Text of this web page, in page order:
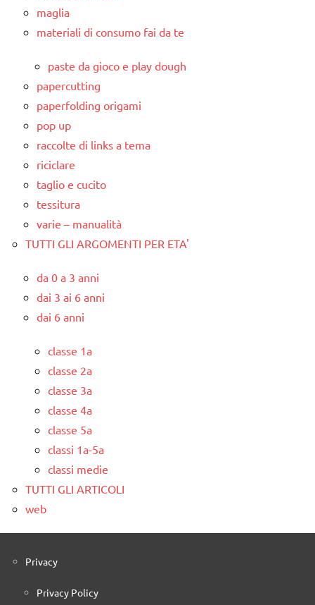
maglia
materiali di consumo fai da te
paste da gioco e play dough
papercutting
paperfolding origami
pop up
raccolte di links a tema
riciclare
taglio e cucito
tessitura
varie – manualità
TUTTI GLI ARGOMENTI PER ETA'
da 0 a 3 anni
dai 3 ai 6 anni
dai 6 anni
classe 1a
classe 2a
classe 3a
classe 4a
classe 5a
classi 1a-5a
classi medie
TUTTI GLI ARTICOLI
web
Privacy
Privacy Policy